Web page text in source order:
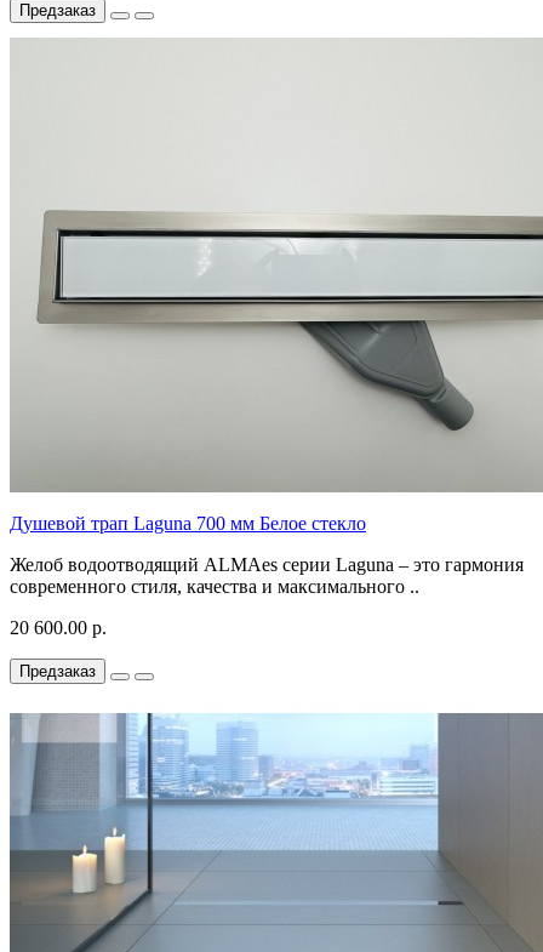
Предзаказ
Душевой трап Laguna 700 мм Белое стекло
Желоб водоотводящий ALMAes серии Laguna – это гармония
современного стиля, качества и максимального ..
20 600.00 р.
Предзаказ